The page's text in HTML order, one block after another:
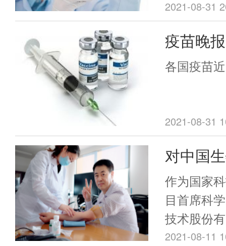
责人表示
效果，从
够得到提
加强接种：
2021-08-31
疫苗晚
全程接
各国疫苗
2021-08-31
对中国
专访：
市疫苗
作为国家
目首席科
技术股份
生物）董
2021-08-11